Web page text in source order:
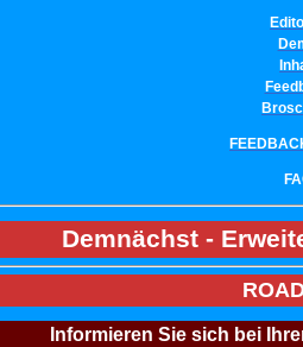
Demnächst -
Informieren Sie sich bei